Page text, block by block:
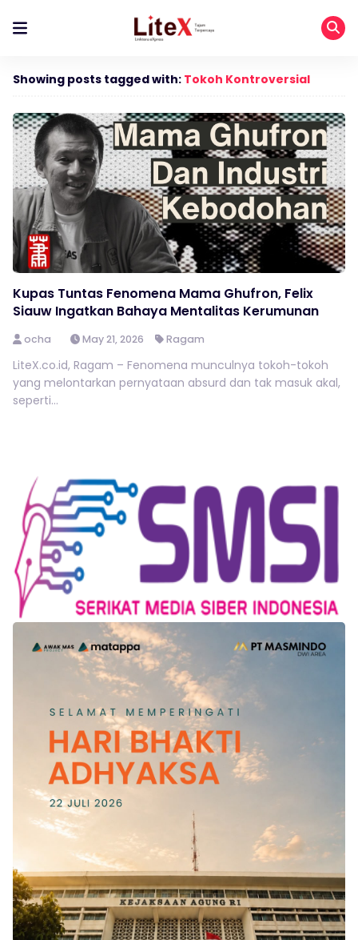
Showing posts tagged with: Tokoh Kontroversial
Kupas Tuntas Fenomena Mama Ghufron, Felix
Siauw Ingatkan Bahaya Mentalitas Kerumunan
ocha May 21, 2026 Ragam
LiteX.co.id, Ragam – Fenomena munculnya tokoh-tokoh
yang melontarkan pernyataan absurd dan tak masuk akal,
seperti...